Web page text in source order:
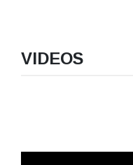
VIDEOS